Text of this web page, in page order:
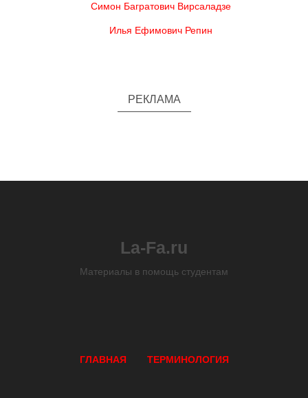
Симон Багратович Вирсаладзе
Илья Ефимович Репин
РЕКЛАМА
La-Fa.ru
Материалы в помощь студентам
ГЛАВНАЯ ТЕРМИНОЛОГИЯ